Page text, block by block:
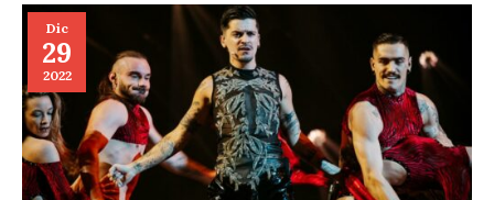
Dic
29
2022